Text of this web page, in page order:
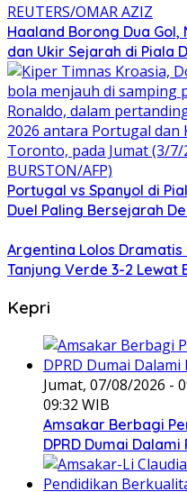
Haaland Borong Dua
dan Ukir Sejarah di Piala
Portugal vs Spanyol di
Duel Paling Bersejarah
Argentina Lolos Dramatis
Tanjung Verde 3-2 Lewat
Kepri
Jumat, 07/08/2026 -
09:32 WIB
Amsakar Berbagi
DPRD Dumai